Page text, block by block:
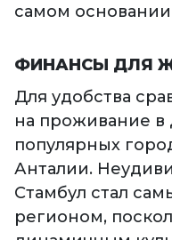
самом
ФИНАНСЫ ДЛЯ
Для удобства
на проживание в
популярных
Анталии.
Стамбул стал
регионом,